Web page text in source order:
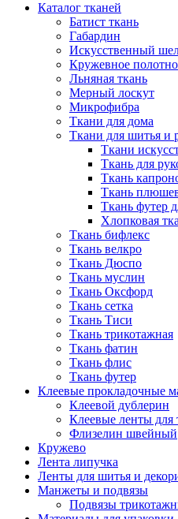
Каталог тканей
Батист ткань
Габардин
Искусственный
Кружевное полотно
Льняная ткань
Мерный лоскут
Микрофибра
Ткани для дома
Ткани для шитья и
Ткани
Ткань для
Ткань
Ткань
Ткань футер
Хлопковая
Ткань бифлекс
Ткань велкро
Ткань Дюспо
Ткань муслин
Ткань Оксфорд
Ткань сетка
Ткань Тиси
Ткань трикотажная
Ткань фатин
Ткань флис
Ткань футер
Клеевые прокладочные
Клеевой дублерин
Клеевые ленты для
Флизелин швейный
Кружево
Лента липучка
Ленты для шитья и
Манжеты и подвязы
Подвязы